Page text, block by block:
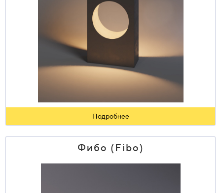
Подробнее
Фибо (Fibo)